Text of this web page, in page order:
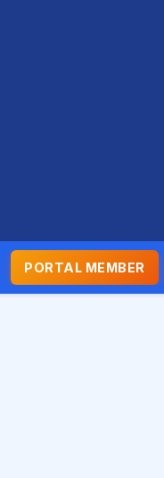
PORTAL MEMBER